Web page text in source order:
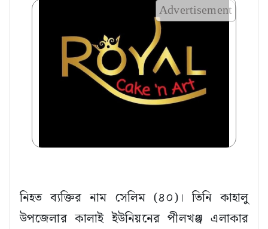
Advertisement
নিহত ব্যক্তির নাম সেলিম (৪০)। তিনি কাহালু
উপজেলার কালাই ইউনিয়নের পীলখঞ্জ এলাকার